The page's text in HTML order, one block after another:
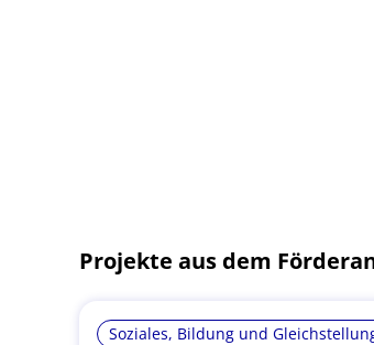
Projekte aus dem
Soziales, Bildung und